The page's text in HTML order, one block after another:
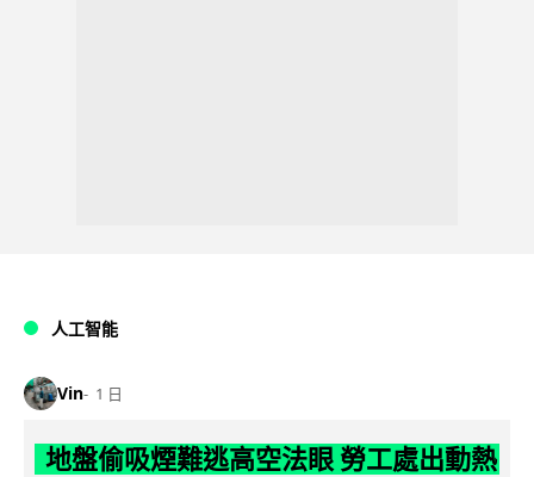
人工智能
Vin 1 日
地盤偷吸煙難逃高空法眼 勞工處出動熱